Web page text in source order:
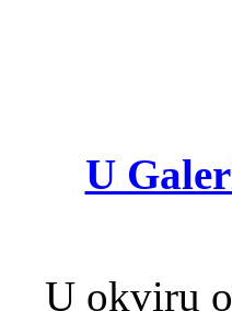
U
U okviru